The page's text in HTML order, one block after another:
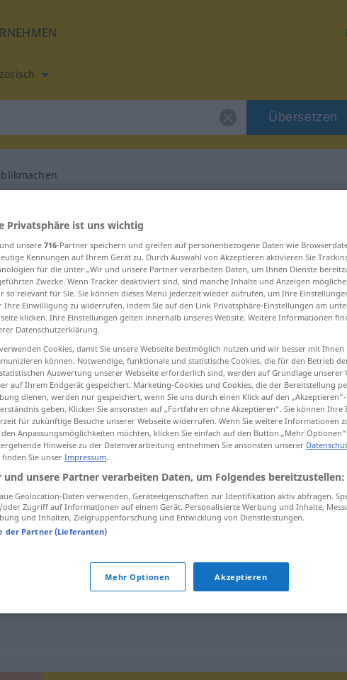
Übersetzen
für "publikmachen"
Übersetzung
Verb
antippen)
publikmachen → siehe „publik“
,proklamieren,kundtun
Privatsphäre ist uns wichtig
unsere 716-Partner speichern und greifen auf personenbezogene Daten wie
Kennungen auf Ihrem Gerät zu. Durch Auswahl von Akzeptieren aktivieren Sie
für die unter „Wir und unsere Partner verarbeiten Daten, um Ihnen Dienste
Zwecke. Wenn Tracker deaktiviert sind, sind manche Inhalte und Anzeigen
so relevant für Sie. Sie können dieses Menü jederzeit wieder aufrufen, um Ihre
Ihre Einwilligung zu widerrufen, indem Sie auf den Link Privatsphäre-Einstellungen am
klicken. Ihre Einstellungen gelten innerhalb unseres Website. Weitere Informationen
Datenschutzerklärung.
Cookies, damit Sie unsere Webseite bestmöglich nutzen und wir besser mit Ihnen
können. Notwendige, funktionale und statistische Cookies, die für den Betrieb
Auswertung unserer Webseite erforderlich sind, werden auf Grundlage unserer
auf Ihrem Endgerät gespeichert. Marketing-Cookies und Cookies, die der Bereitstellung
dienen, werden nur gespeichert, wenn Sie uns durch einen Klick auf den
geben. Klicken Sie ansonsten auf „Fortfahren ohne Akzeptieren“. Sie können
für zukünftige Besuche unserer Webseite widerrufen. Wenn Sie weitere Informationen
Anpassungsmöglichkeiten möchten, klicken Sie einfach auf den Button „Mehr
Hinweise zu der Datenverarbeitung entnehmen Sie ansonsten unserer
finden Sie unser Impressum.
und unsere Partner verarbeiten Daten, um Folgendes bereitzustellen:
Geolocation-Daten verwenden. Geräteeigenschaften zur Identifikation aktiv abfragen.
Zugriff auf Informationen auf einem Gerät. Personalisierte Werbung und Inhalte,
und Inhalten, Zielgruppenforschung und Entwicklung von Dienstleistungen.
der Partner (Lieferanten)
Mehr Optionen Akzeptieren